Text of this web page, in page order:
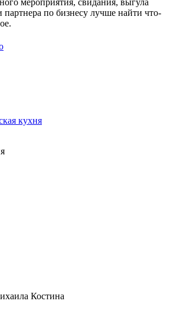
по бизнесу лучше найти что-
кухня
Костина